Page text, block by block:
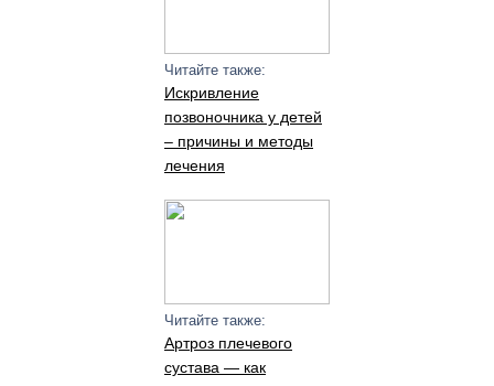
Читайте также:
Искривление
позвоночника у детей
– причины и методы
лечения
Читайте также:
Артроз плечевого
сустава — как